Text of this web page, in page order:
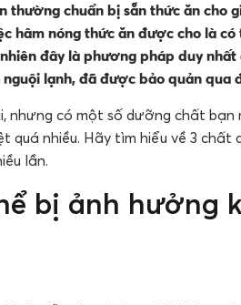
chuẩn bị sẵn thức ăn cho
hâm nóng thức ăn được cho là
đây là phương pháp duy
lạnh, đã được bảo quản qua
nhưng có một số dưỡng chất bạn
quá nhiều. Hãy tìm hiểu về 3 chất
lần.
bị ảnh hưởng